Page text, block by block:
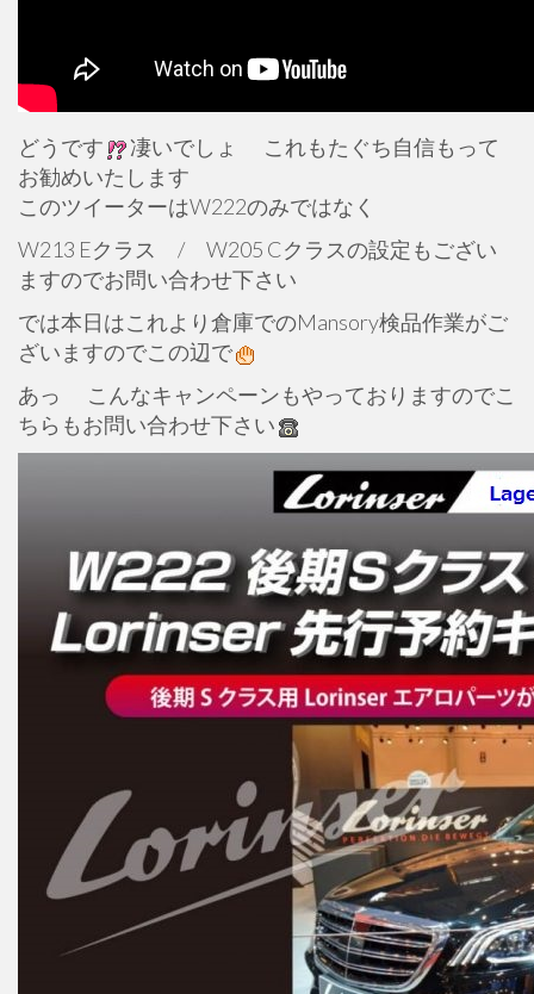
どうです 凄いでしょ
これもたぐち自信もって
お勧めいたします
このツイーターはW222のみではなく
W213 Eクラス / W205 Cクラスの設定もござい
ますのでお問い合わせ下さい
では本日はこれより倉庫でのMansory検品作業がご
ざいますのでこの辺で
あっ
こんなキャンペーンもやっておりますのでこ
ちらもお問い合わせ下さい